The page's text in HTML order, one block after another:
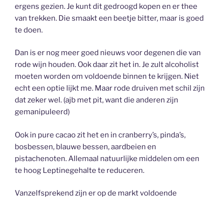
ergens gezien. Je kunt dit gedroogd kopen en er thee
van trekken. Die smaakt een beetje bitter, maar is goed
te doen.
Dan is er nog meer goed nieuws voor degenen die van
rode wijn houden. Ook daar zit het in. Je zult alcoholist
moeten worden om voldoende binnen te krijgen. Niet
echt een optie lijkt me. Maar rode druiven met schil zijn
dat zeker wel. (ajb met pit, want die anderen zijn
gemanipuleerd)
Ook in pure cacao zit het en in cranberry’s, pinda’s,
bosbessen, blauwe bessen, aardbeien en
pistachenoten. Allemaal natuurlijke middelen om een
te hoog Leptinegehalte te reduceren.
Vanzelfsprekend zijn er op de markt voldoende